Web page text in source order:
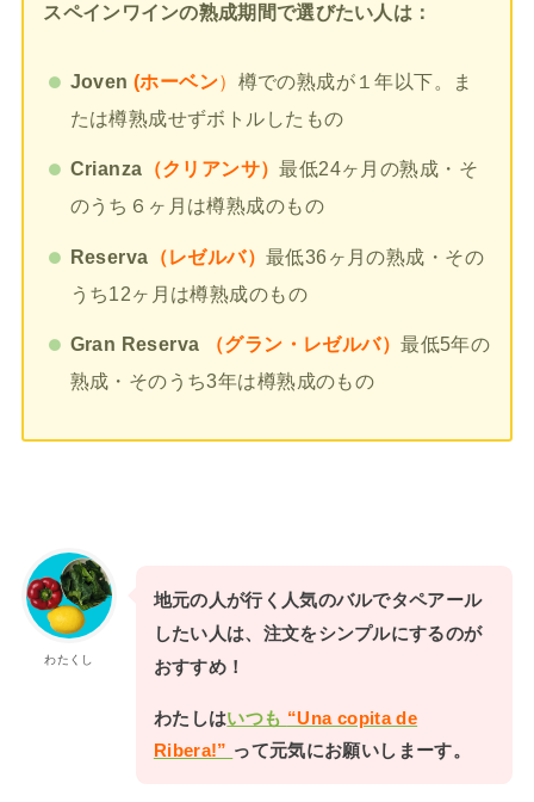
スペインワインの熟成期間で選びたい人は：
Joven (ホーベン） 樽での熟成が１年以下。ま
たは樽熟成せずボトルしたもの
Crianza （クリアンサ）最低24ヶ月の熟成・そ
のうち６ヶ月は樽熟成のもの
Reserva （レゼルバ） 最低36ヶ月の熟成・その
うち12ヶ月は樽熟成のもの
Gran Reserva （グラン・レゼルバ）最低5年の
熟成・そのうち3年は樽熟成のもの
わたくし
地元の人が行く人気のバルでタペアール
したい人は、注文をシンプルにするのが
おすすめ！
わたしはいつも “Una copita de
Ribera!” って元気にお願いしまーす。